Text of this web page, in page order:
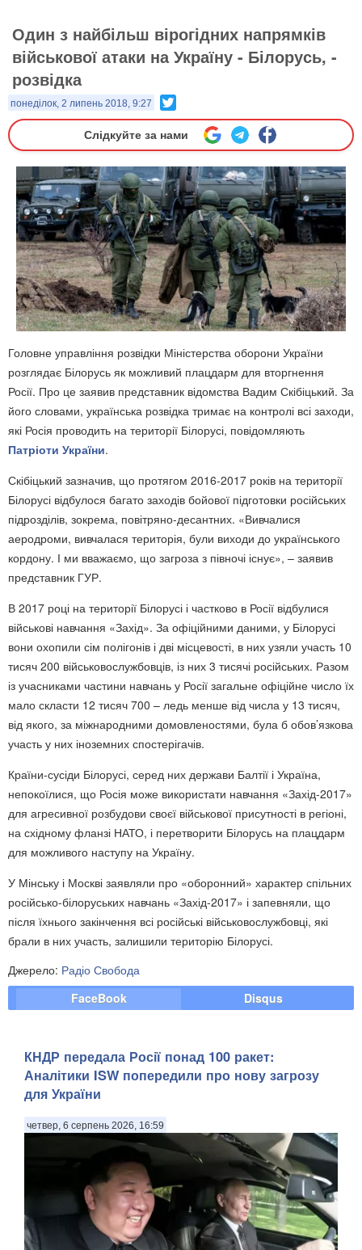
Один з найбільш вірогідних напрямків
військової атаки на Україну - Білорусь, -
розвідка
понеділок, 2 липень 2018, 9:27
Слідкуйте за нами
Головне управління розвідки Міністерства оборони України
розглядає Білорусь як можливий плацдарм для вторгнення
Росії. Про це заявив представник відомства Вадим Скібіцький. За
його словами, українська розвідка тримає на контролі всі заходи,
які Росія проводить на території Білорусі, повідомляють
Патріоти України.
Скібіцький зазначив, що протягом 2016-2017 років на території
Білорусі відбулося багато заходів бойової підготовки російських
підрозділів, зокрема, повітряно-десантних. «Вивчалися
аеродроми, вивчалася територія, були виходи до українського
кордону. І ми вважаємо, що загроза з півночі існує», – заявив
представник ГУР.
В 2017 році на території Білорусі і частково в Росії відбулися
військові навчання «Захід». За офіційними даними, у Білорусі
вони охопили сім полігонів і дві місцевості, в них узяли участь 10
тисяч 200 військовослужбовців, із них 3 тисячі російських. Разом
із учасниками частини навчань у Росії загальне офіційне число їх
мало скласти 12 тисяч 700 – ледь менше від числа у 13 тисяч,
від якого, за міжнародними домовленостями, була б обов’язкова
участь у них іноземних спостерігачів.
Країни-сусіди Білорусі, серед них держави Балтії і Україна,
непокоїлися, що Росія може використати навчання «Захід-2017»
для агресивної розбудови своєї військової присутності в регіоні,
на східному фланзі НАТО, і перетворити Білорусь на плацдарм
для можливого наступу на Україну.
У Мінську і Москві заявляли про «оборонний» характер спільних
російсько-білоруських навчань «Захід-2017» і запевняли, що
після їхнього закінчення всі російські військовослужбовці, які
брали в них участь, залишили територію Білорусі.
Джерело: Радіо Свобода
FaceBook
Disqus
КНДР передала Росії понад 100 ракет:
Аналітики ISW попередили про нову загрозу
для України
четвер, 6 серпень 2026, 16:59